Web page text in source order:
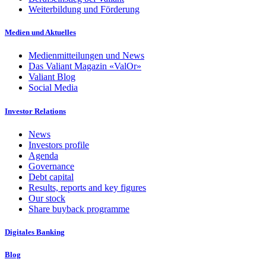
Weiterbildung und Förderung
Medien und Aktuelles
Medienmitteilungen und News
Das Valiant Magazin «ValOr»
Valiant Blog
Social Media
Investor Relations
News
Investors profile
Agenda
Governance
Debt capital
Results, reports and key figures
Our stock
Share buyback programme
Digitales Banking
Blog